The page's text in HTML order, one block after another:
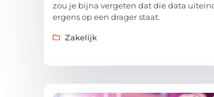
zou je bijna vergeten dat die data
ergens op een drager staat.
Zakelijk